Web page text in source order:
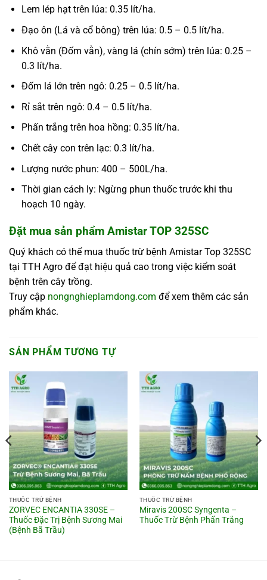
Lem lép hạt trên lúa: 0.35 lít/ha.
Đạo ôn (Lá và cổ bông) trên lúa: 0.5 – 0.5 lít/ha.
Khô vằn (Đốm vằn), vàng lá (chín sớm) trên lúa: 0.25 –
0.3 lít/ha.
Đốm lá lớn trên ngô: 0.25 – 0.5 lít/ha.
Rỉ sắt trên ngô: 0.4 – 0.5 lít/ha.
Phấn trắng trên hoa hồng: 0.35 lít/ha.
Chết cây con trên lạc: 0.3 lít/ha.
Lượng nước phun: 400 – 500L/ha.
Thời gian cách ly: Ngừng phun thuốc trước khi thu
hoạch 10 ngày.
Đặt mua sản phẩm Amistar TOP 325SC
Quý khách có thể mua thuốc trừ bệnh Amistar Top 325SC
tại TTH Agro để đạt hiệu quả cao trong việc kiểm soát
bệnh trên cây trồng.
Truy cập nongnghieplamdong.com để xem thêm các sản
phẩm khác.
SẢN PHẨM TƯƠNG TỰ
THUỐC TRỪ BỆNH
ZORVEC ENCANTIA 330SE –
Thuốc Đặc Trị Bệnh Sương Mai
(Bệnh Bã Trầu)
THUỐC TRỪ BỆNH
Miravis 200SC Syngenta –
Thuốc Trừ Bệnh Phấn Trắng